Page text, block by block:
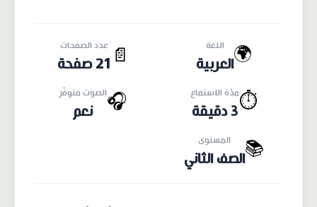
🌍 اللغة
العربية 📄
عدد الصفحات
21 صفحة
⏱️مدّة الاستماع
3 دقيقة
🎧الصوت متوفّر
نعم
📚 المستوى
الصف الثاني